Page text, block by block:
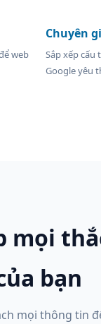
web
Chuyên
Sắp xếp cấu
Google yêu
mọi
bạn
mọi thông tin